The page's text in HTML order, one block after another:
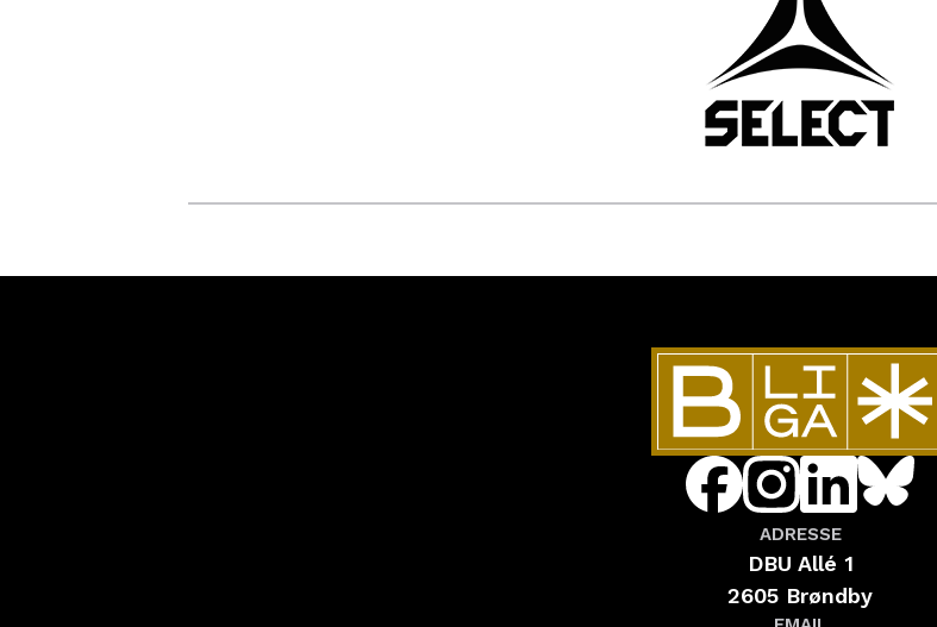
ADRESSE
DBU Allé 1
2605 Brøndby